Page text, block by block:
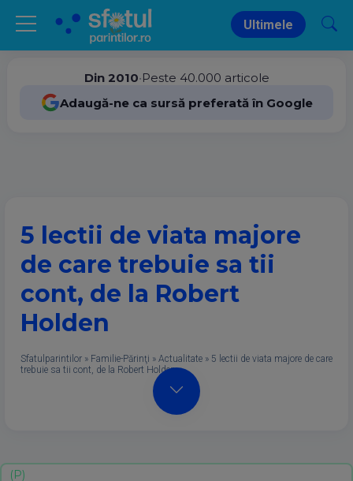
Ultimele
Din 2010•Peste 40.000 articole
Adaugă-ne ca sursă preferată în Google
5 lectii de viata majore
de care trebuie sa tii
cont, de la Robert
Holden
Sfatulparintilor » Familie-Părinţi » Actualitate » 5 lectii de viata majore de care
trebuie sa tii cont, de la Robert Holden